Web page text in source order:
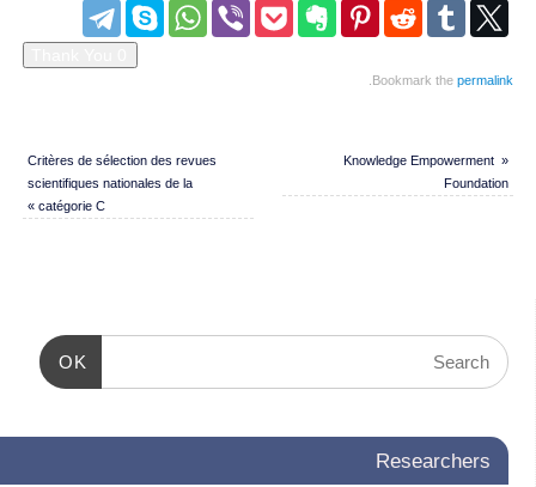
Bookmark thepermalink
«
Knowledge Empowerment
Foundation
Critères de sélection des revues
scientifiques nationales de la
catégorie C
»
OK
Researchers